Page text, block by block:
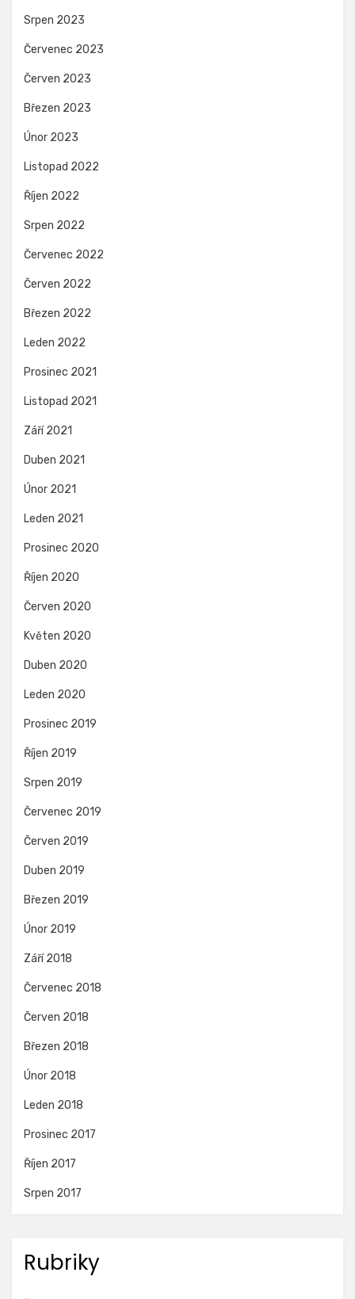
Srpen 2023
Červenec 2023
Červen 2023
Březen 2023
Únor 2023
Listopad 2022
Říjen 2022
Srpen 2022
Červenec 2022
Červen 2022
Březen 2022
Leden 2022
Prosinec 2021
Listopad 2021
Září 2021
Duben 2021
Únor 2021
Leden 2021
Prosinec 2020
Říjen 2020
Červen 2020
Květen 2020
Duben 2020
Leden 2020
Prosinec 2019
Říjen 2019
Srpen 2019
Červenec 2019
Červen 2019
Duben 2019
Březen 2019
Únor 2019
Září 2018
Červenec 2018
Červen 2018
Březen 2018
Únor 2018
Leden 2018
Prosinec 2017
Říjen 2017
Srpen 2017
Rubriky